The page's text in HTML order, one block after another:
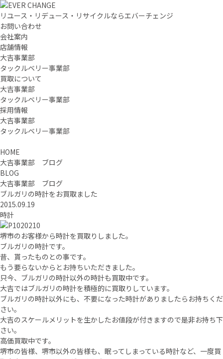
リユース・リデュース・リサイクルならエバーチェンジ
お問い合わせ
会社案内
店舗情報
大吉事業部
タックルベリー事業部
買取について
大吉事業部
タックルベリー事業部
採用情報
大吉事業部
タックルベリー事業部
HOME
大吉事業部 ブログ
BLOG
大吉事業部 ブログ
ブルガリの時計をお買取ました
2015.09.19
時計
堺市のお客様から時計を買取りしました。
ブルガリの時計です。
昔、貰ったものとの事です。
もう要らないからとお持ちいただきました。
只今、ブルガリの時計以外の時計も買取中です。
大吉ではブルガリの時計を積極的に買取りしています。
ブルガリの時計以外にも、不要になった時計がありましたらお持ちくだ
さい。
大吉のスケールメリットを生かしたお値段が付きますので是非お持ち下
さい。
高価買取中です。
堺市の皆様、堺市以外の皆様も、眠ってしまっている時計など、一度買